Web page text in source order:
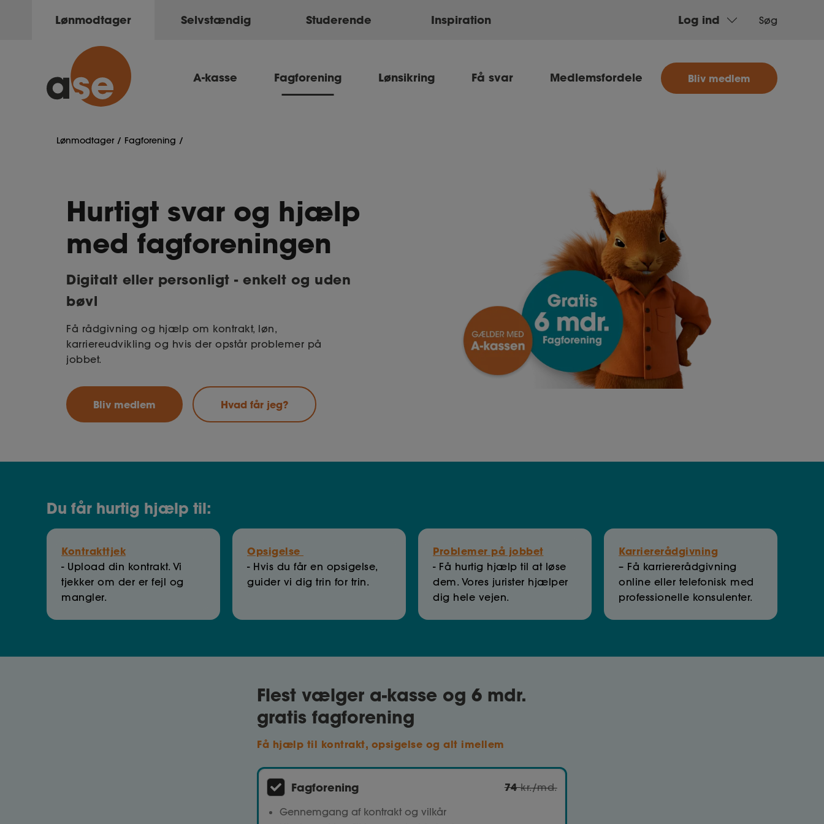
Lønmodtager Selvstændig Studerende Inspiration Log ind
Ase
Søg
A-kasse Fagforening Lønsikring Få svar Medlemsfordele Bliv medlem
Lønmodtager Fagforening
Hurtigt svar og hjælp
med fagforeningen
Digitalt eller personligt - enkelt og uden
bøvl
Få rådgivning og hjælp om kontrakt, løn,
karriereudvikling og hvis der opstår problemer på
jobbet.
Bliv medlem Hvad får jeg?
Du får hurtig hjælp til:
Kontrakttjek
- Upload din kontrakt. Vi
tjekker om der er fejl og
mangler.
Opsigelse
- Hvis du får en opsigelse,
guider vi dig trin for trin.
Problemer på jobbet
- Få hurtig hjælp til at løse
dem. Vores jurister hjælper
dig hele vejen.
Karriererådgivning
– Få karriererådgivning
online eller telefonisk med
professionelle konsulenter.
Flest vælger a-kasse og 6 mdr.
gratis fagforening
Få hjælp til kontrakt, opsigelse og alt imellem
Fagforening 74kr./md.
Gennemgang af kontrakt og vilkår